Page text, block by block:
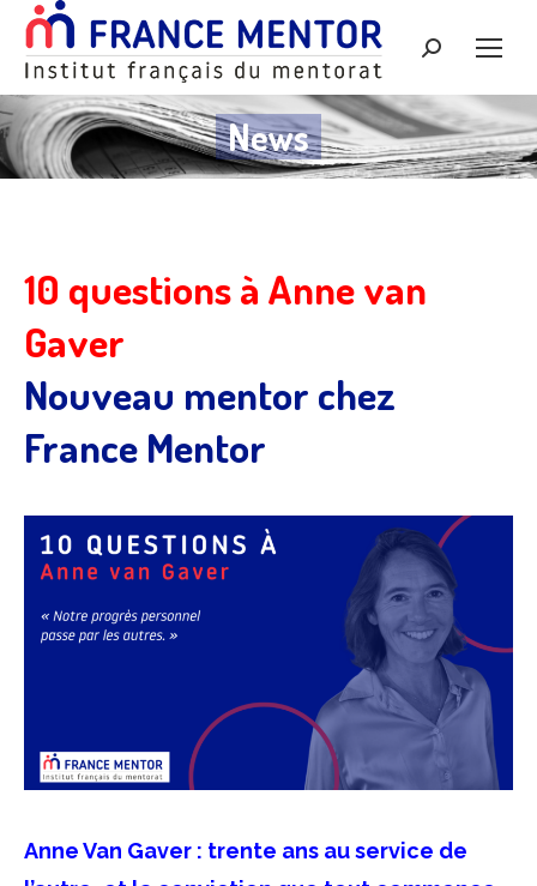
Recherche
:
News
10 questions à Anne van
Gaver
Nouveau mentor chez
France Mentor
Anne Van Gaver : trente ans au service de